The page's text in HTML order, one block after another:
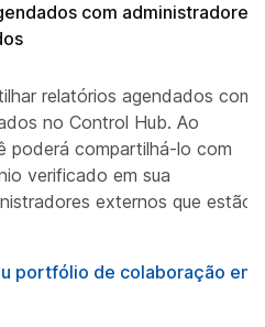
com administradores
relatórios agendados com
no Control Hub. Ao
poderá compartilhá-lo com
verificado em sua
externos que estão
portfólio de colaboração em